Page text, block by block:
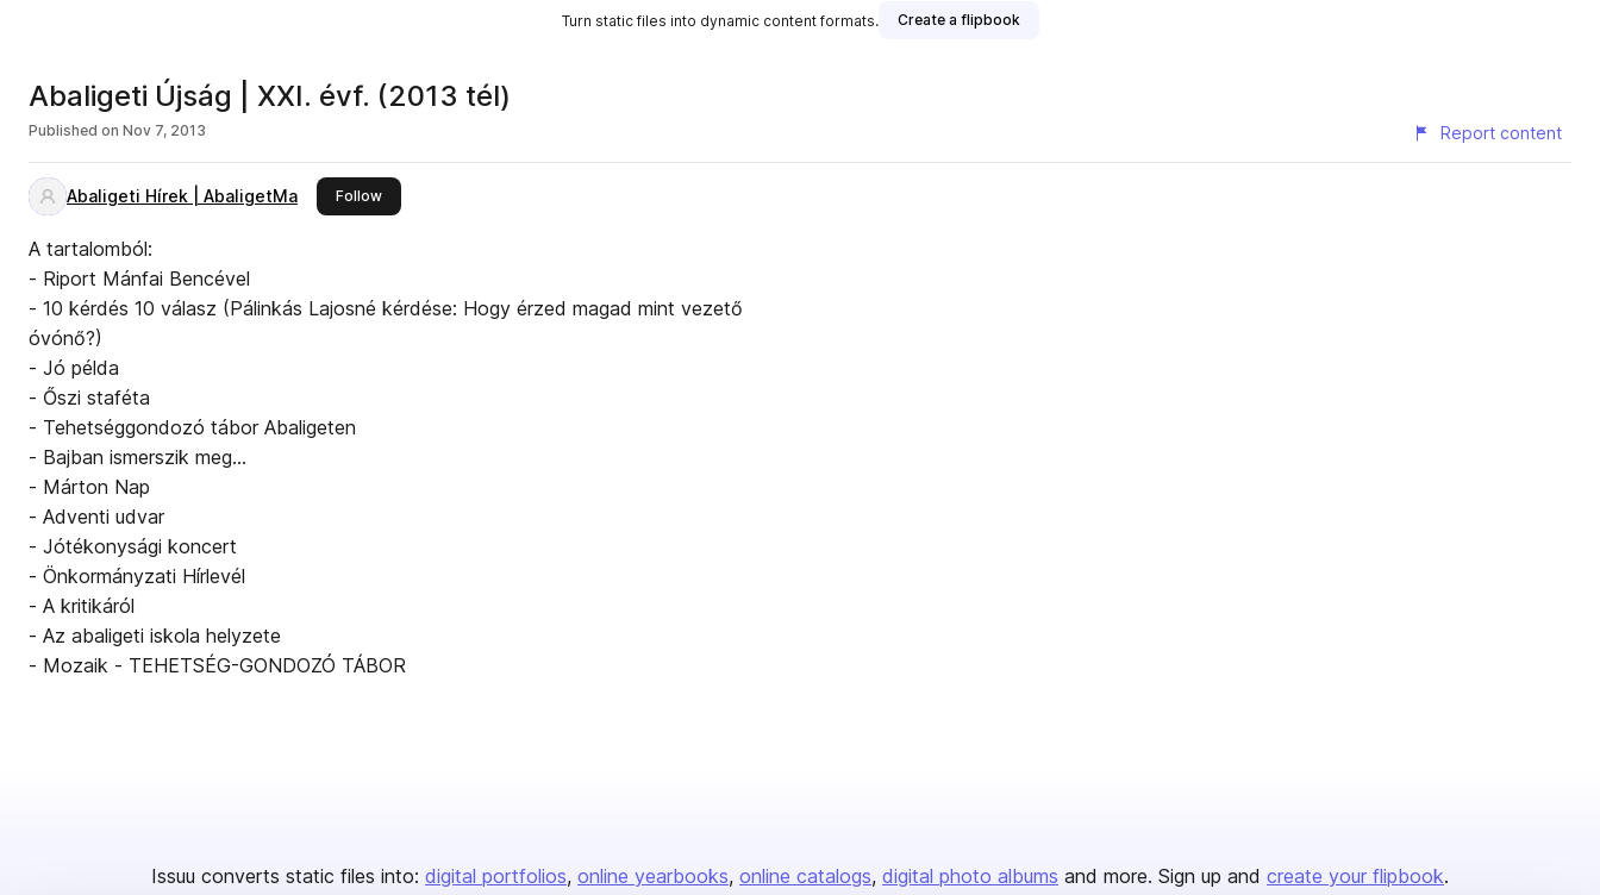
Turn static files into dynamic content formats. Create a flipbook
Abaligeti Újság | XXI. évf. (2013 tél)
Published on Nov 7, 2013 Report content
Abaligeti Hírek | AbaligetMa Followthis publisher
A tartalomból:
- Riport Mánfai Bencével
- 10 kérdés 10 válasz (Pálinkás Lajosné kérdése: Hogy érzed magad mint vezető
óvónő?)
- Jó példa
- Őszi staféta
- Tehetséggondozó tábor Abaligeten
- Bajban ismerszik meg…
- Márton Nap
- Adventi udvar
- Jótékonysági koncert
- Önkormányzati Hírlevél
- A kritikáról
- Az abaligeti iskola helyzete
- Mozaik - TEHETSÉG-GONDOZÓ TÁBOR
Issuu converts static files into: digital portfolios online yearbooks online catalogs digital photo albums and more. Sign up and create your flipbook.